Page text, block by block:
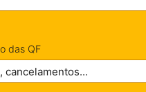
das QF